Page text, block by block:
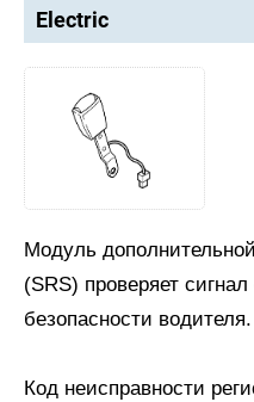
Electric
Модуль
(SRS) проверяет
безопасности водителя.
Код неисправности